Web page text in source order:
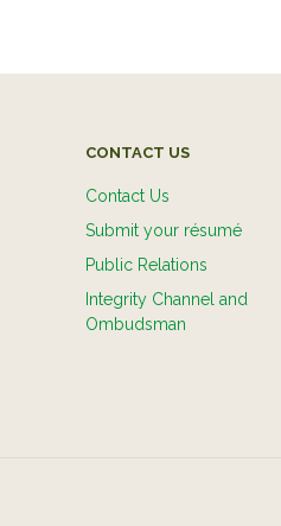
CONTACT US
Contact Us
Submit your résumé
Public Relations
Integrity Channel and
Ombudsman